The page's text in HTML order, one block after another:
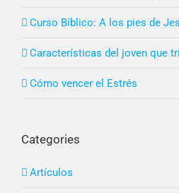
Curso Bíblico: A los pies de
Características del joven que
Cómo vencer el Estrés
Categories
Artículos